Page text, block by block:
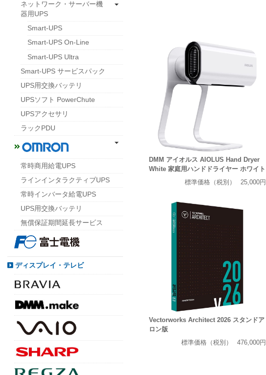
DMM アイオルス AIOLUS Hand Dryer
White 家庭用ハンドドライヤー ホワイト
標準価格（税別）
25,000円
Vectorworks Architect 2026 スタンドア
ロン版
標準価格（税別）
476,000円
ネットワーク・サーバー機
器用UPS
Smart-UPS
Smart-UPS On-Line
Smart-UPS Ultra
Smart-UPS サービスパック
UPS用交換バッテリ
UPSソフト PowerChute
UPSアクセサリ
ラックPDU
常時商用給電UPS
ラインインタラクティブUPS
常時インバータ給電UPS
UPS用交換バッテリ
無償保証期間延長サービス
ディスプレイ・テレビ